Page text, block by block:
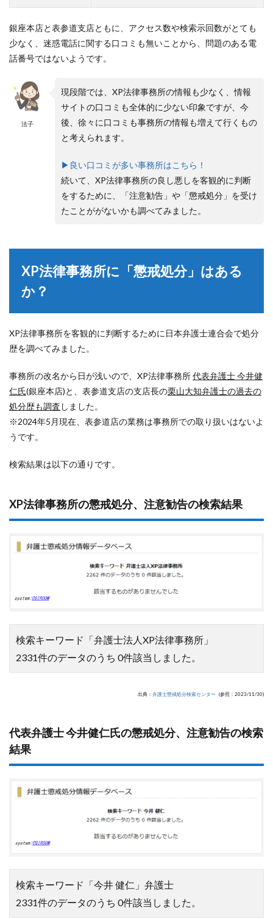
銀座本店と表参道支店ともに、アクセス数や検索示回数がとても
少なく、迷惑電話に関する口コミも無いことから、問題のある電
話番号ではないようです。
法子
現段階では、XP法律事務所の情報も少なく、情報
サイトの口コミも全体的に少ない印象ですが、今
後、徐々に口コミも事務所の情報も増えて行くもの
と考えられます。
▶︎良い口コミが多い事務所はこちら！
続いて、XP法律事務所の良し悪しを客観的に判断
をするために、「注意勧告」や「懲戒処分」を受け
たことががないかも調べてみました。
XP法律事務所に「懲戒処分」はある
か？
XP法律事務所を客観的に判断するために日本弁護士連合会で処分
歴を調べてみました。
事務所の改名から日が浅いので、XP法律事務所代表弁護士 今井健
仁氏(銀座本店)と、表参道支店の支店長の栗山大知弁護士の過去の
処分歴も調査 しました。
※2024年5月現在、表参道店の業務は事務所での取り扱いはないよ
うです。
検索結果は以下の通りです。
XP法律事務所の懲戒処分、注意勧告の検索結果
検索キーワード「弁護士法人XP法律事務所」
2331件のデータのうち 0件該当しました。
出典： 弁護士懲戒処分検索センター (参照：2023/11/30)
代表弁護士 今井健仁氏の懲戒処分、注意勧告の検索
結果
検索キーワード「今井 健仁」弁護士
2331件のデータのうち 0件該当しました。